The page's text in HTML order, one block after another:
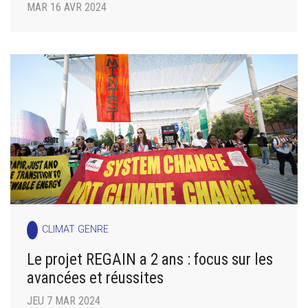
MAR 16 AVR 2024
CLIMAT GENRE
Le projet REGAIN a 2 ans : focus sur les
avancées et réussites
JEU 7 MAR 2024